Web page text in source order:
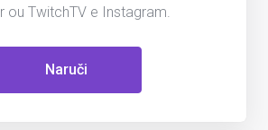
ou TwitchTV e Instagram.
Naruči